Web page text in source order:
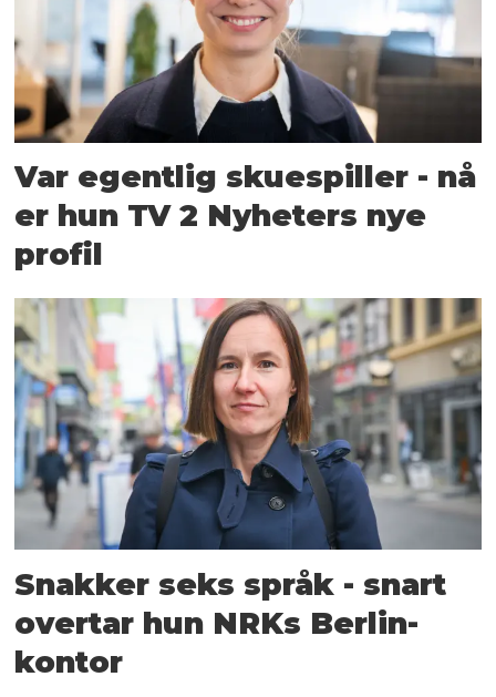
Var egentlig skuespiller - nå
er hun TV 2 Nyheters nye
profil
Snakker seks språk - snart
overtar hun NRKs Berlin-
kontor